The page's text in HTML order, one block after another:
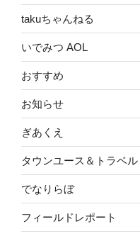
takuちゃんねる
いでみつ AOL
おすすめ
お知らせ
ぎあくえ
タウンユース＆トラベル
でなりらぼ
フィールドレポート